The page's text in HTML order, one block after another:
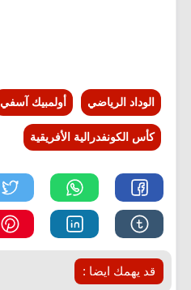
الوداد الرياضي أولمبيك آسفي
كأس الكونفدرالية الأفريقية
قد يهمك ايضا :